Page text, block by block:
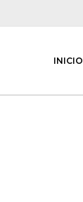
INICIO